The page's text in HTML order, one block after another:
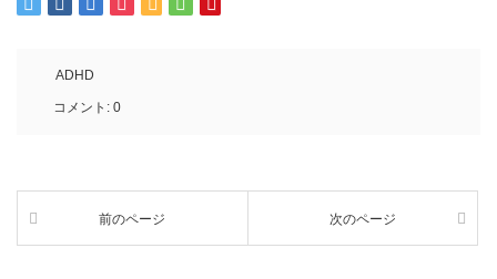
ADHD
コメント: 0
前のページ 次のページ